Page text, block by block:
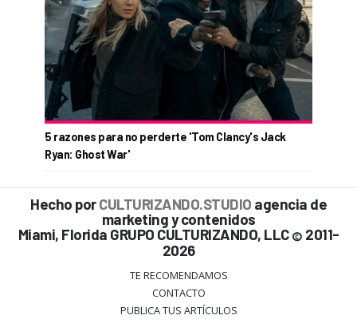
5 razones para no perderte 'Tom Clancy's Jack
Ryan: Ghost War'
Hecho porCULTURIZANDO.STUDIO agencia de
marketing y contenidos
Miami, Florida GRUPO CULTURIZANDO, LLC © 2011-
2026
TE RECOMENDAMOS
CONTACTO
PUBLICA TUS ARTÍCULOS